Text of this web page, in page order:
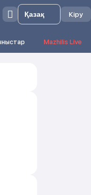
Кіру
Mazhilis Live